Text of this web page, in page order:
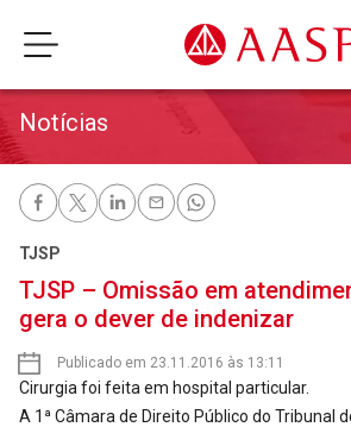
Notícias
TJSP
TJSP – Omissão em
gera o dever de indenizar
Publicado em 23.11.2016 às 13:11
Cirurgia foi feita em hospital particular.
A 1ª Câmara de Direito Público do Tribunal